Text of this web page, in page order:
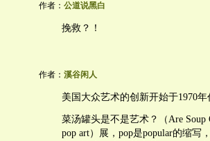
作者： 公道说黑白
挽救？！
作者： 溪谷闲人
美国大众艺术的创新开始于1970年
菜汤罐头是不是艺术？（Are Soup
pop art）展，pop是popular的缩